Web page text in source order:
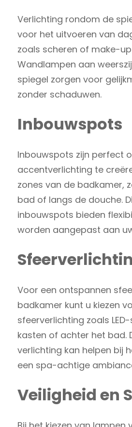
Verlichting rondom de
voor het uitvoeren van
zoals scheren of make-
Wandlampen aan
spiegel zorgen voor
zonder schaduwen.
Inbouwspots
Inbouwspots zijn perfect
accentverlichting te
zones van de badkamer,
bad of langs de douche.
inbouwspots bieden
worden aangepast aan
Voor een ontspannen
badkamer kunt u kiezen
sfeerverlichting zoals
kasten of achter het bad.
verlichting kan helpen bij
een spa-achtige
Veiligheid en